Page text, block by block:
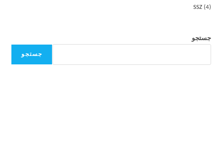
SSZ 4
جستجو
جستجو